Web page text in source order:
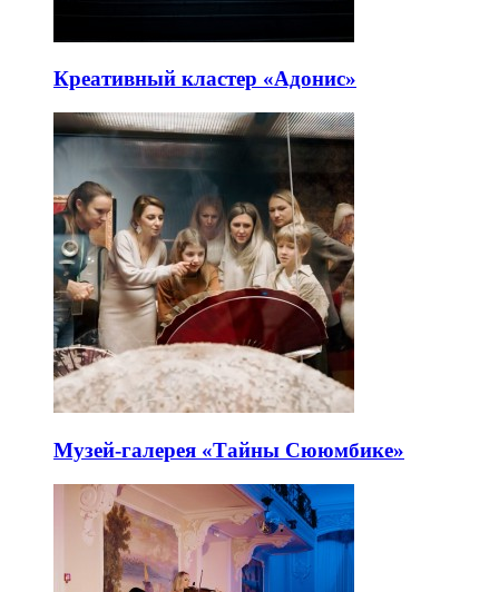
Креативный кластер «Адонис»
Музей-галерея «Тайны Сююмбике»